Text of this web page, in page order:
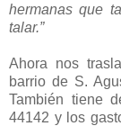
hermanas que
talar.”
Ahora nos
barrio de S.
También tiene
44142 y los